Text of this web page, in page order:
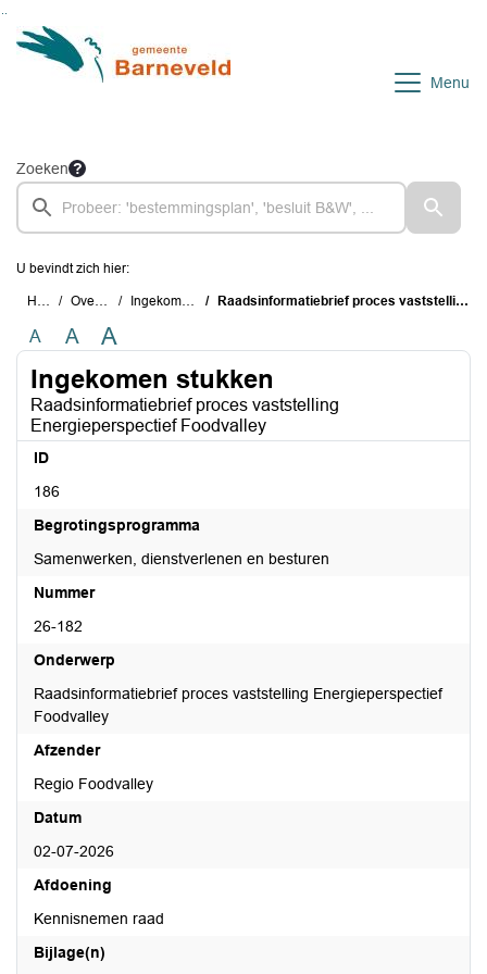
Ga naar de inhoud van deze pagina
Ga naar het zoeken
Ga naar het menu
Menu
Zoeken
U bevindt zich hier:
Home Overzichten Ingekomen stukken Raadsinformatiebrief proces vaststelling Energieperspectief Foodvalley
A A A
Ingekomen stukken
Raadsinformatiebrief proces vaststelling
Energieperspectief Foodvalley
ID
186
Begrotingsprogramma
Samenwerken, dienstverlenen en besturen
Nummer
26-182
Onderwerp
Raadsinformatiebrief proces vaststelling Energieperspectief
Foodvalley
Afzender
Regio Foodvalley
Datum
02-07-2026
Afdoening
Kennisnemen raad
Bijlage(n)